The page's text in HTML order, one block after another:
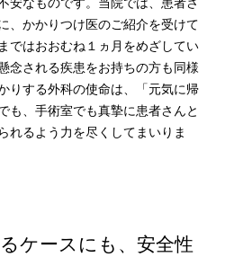
安なものです。当院では、患者さ
、かかりつけ医のご紹介を受けて
ではおおむね１ヵ月をめざしてい
念される疾患をお持ちの方も同様
りする外科の使命は、「元気に帰
も、手術室でも真摯に患者さんと
れるよう力を尽くしてまいりま
ケースにも、安全性